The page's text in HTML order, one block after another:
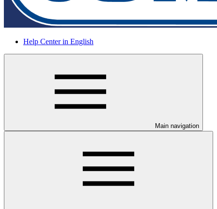
Help Center in English
Main navigation